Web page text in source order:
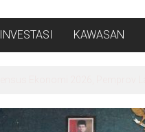
INVESTASI KAWASAN